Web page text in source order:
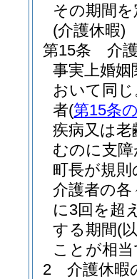
その期間
(介護休暇)
第15条
介
事実上婚
おいて同じ
者(第15条
疾病又は
むのに支
町長が規
介護者の
に3回を超
する期間(
ことが相
2
介護休暇